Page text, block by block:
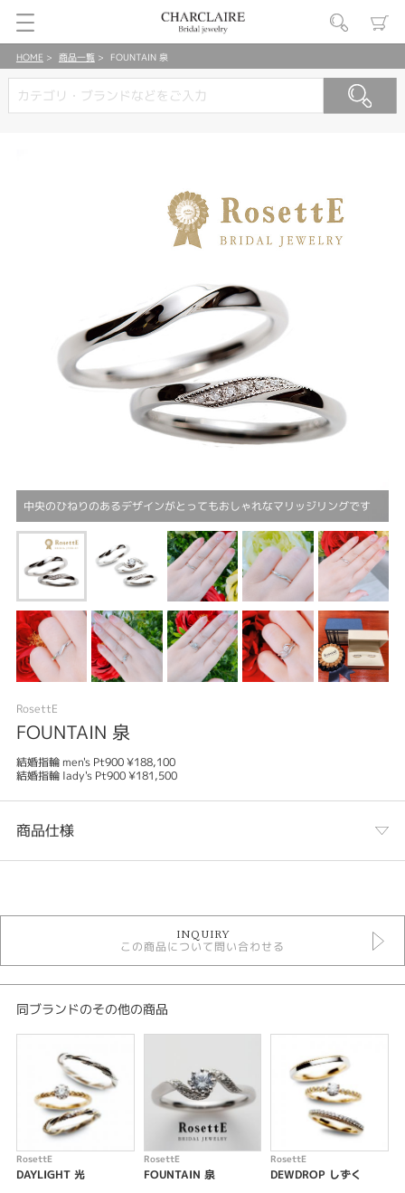
HOME 商品一覧 FOUNTAIN 泉
中央のひねりのあるデザインがとってもおしゃれなマリッジリングです
RosettE
FOUNTAIN 泉
結婚指輪 men's Pt900 ¥188,100
結婚指輪 lady's Pt900 ¥181,500
商品仕様
RosettE 結婚指輪
性別
RosettE FOUNTAIN 泉
「喜びも悲しみも、愛おしい日々、あふれる愛情は絶えることなく」という
コンセプトを元に、「広い庭でのかくれんぼ。わざと木につけたみちしる
べ。すぐにみつけられるように。」とイメージしデザインされました。
INQUIRY
この商品について問い合わせる
同ブランドのその他の商品
RosettE
DAYLIGHT 光
RosettE
FOUNTAIN 泉
RosettE
DEWDROP しずく